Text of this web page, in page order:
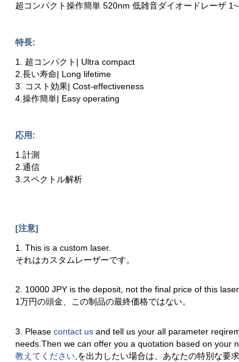
超コンパクト操作簡単 520nm 低雑音ダイオードレーザ
特長:
1. 超コンパクト| Ultra compact
2.長い寿命| Long lifetime
3. コスト効果| Cost-effectiveness
4.操作簡単| Easy operating
応用:
1.計測
2.通信
3.スペクトル解析
[注意]
1. This is a custom laser.
それはカスタムレーザーです。
2. 10000 JPY is the deposit, not the final price of this
1万円の頭金、この制品の最終価格ではない。
3. Pleasecontact usand tell us your all parameter
needs.Then we can offer you a quotation based on your
教えてください ,を出力したい場合は、あなたの特別な要求